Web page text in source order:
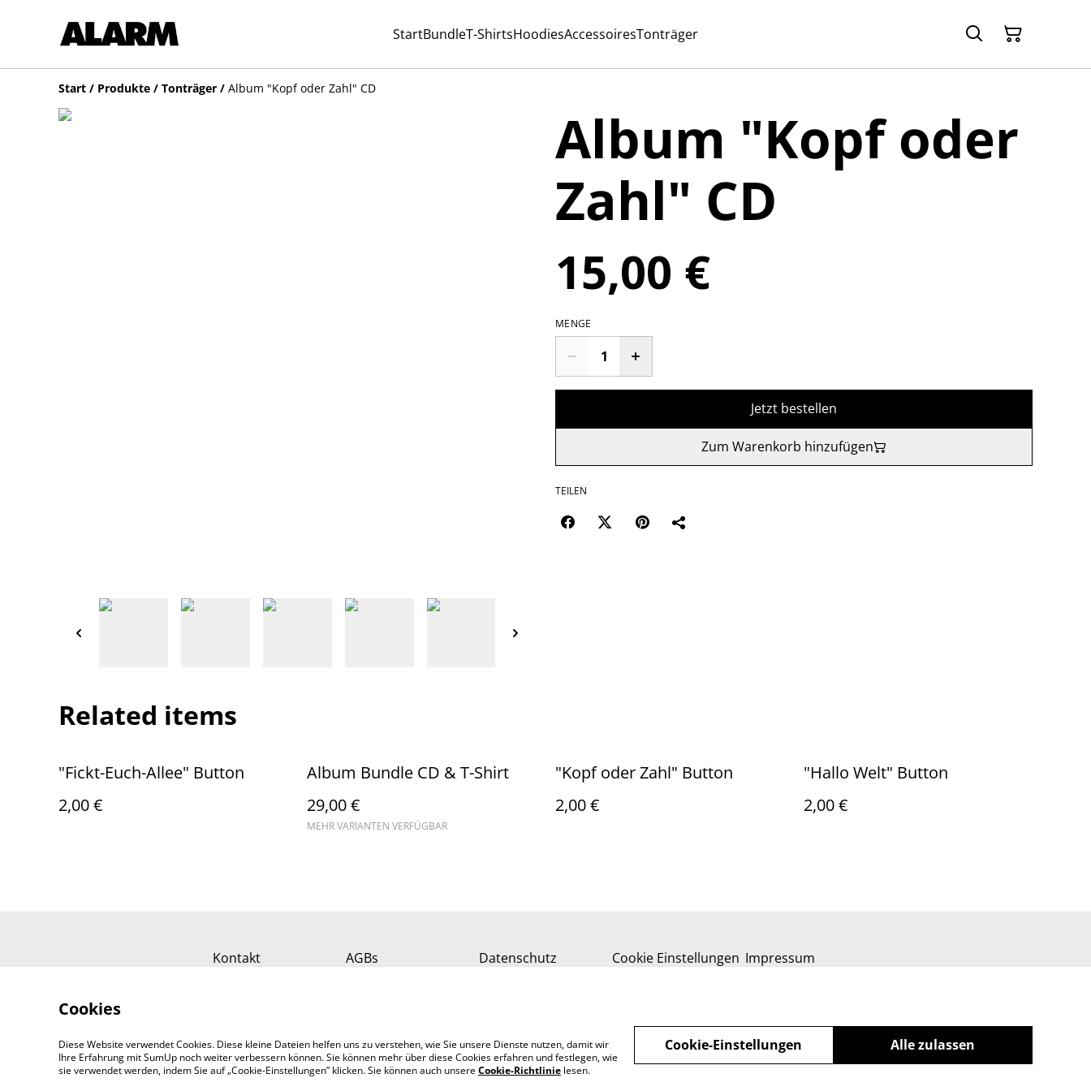
StartBundleT-ShirtsHoodiesAccessoiresTonträger
Start / Produkte / Tonträger / Album "Kopf oder Zahl" CD
Album "Kopf oder
Zahl" CD
15,00 €
MENGE
Jetzt bestellen
Zum Warenkorb hinzufügen
TEILEN
Related items
"Fickt-Euch-Allee" Button
2,00 €
Album Bundle CD & T-Shirt
29,00 €
MEHR VARIANTEN VERFÜGBAR
"Kopf oder Zahl" Button
2,00 €
"Hallo Welt" Button
2,00 €
Kontakt AGBs Datenschutz Cookie Einstellungen Impressum
©2026 ALARM OnlineShop
Cookies
Diese Website verwendet Cookies. Diese kleine Dateien helfen uns zu verstehen, wie Sie unsere Dienste nutzen, damit wir
Ihre Erfahrung mit SumUp noch weiter verbessern können. Sie können mehr über diese Cookies erfahren und festlegen, wie
sie verwendet werden, indem Sie auf „Cookie-Einstellungen” klicken. Sie können auch unsereCookie-Richtlinie lesen.
Alle zulassen
Cookie-Einstellungen